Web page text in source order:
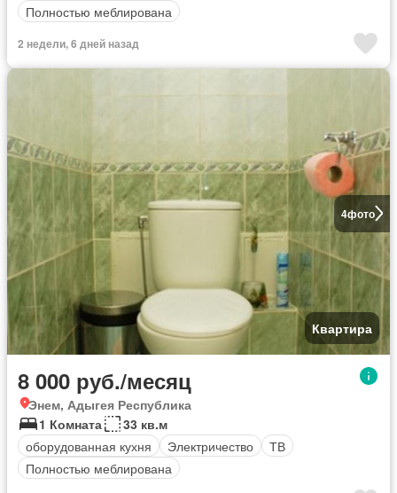
Полностью меблирована
2 недели, 6 дней назад
4фото
Квартира
8 000 руб./месяц
Энем, Адыгея Республика
1 Комната
33 кв.м
оборудованная кухня
Электричество
ТВ
Полностью меблирована